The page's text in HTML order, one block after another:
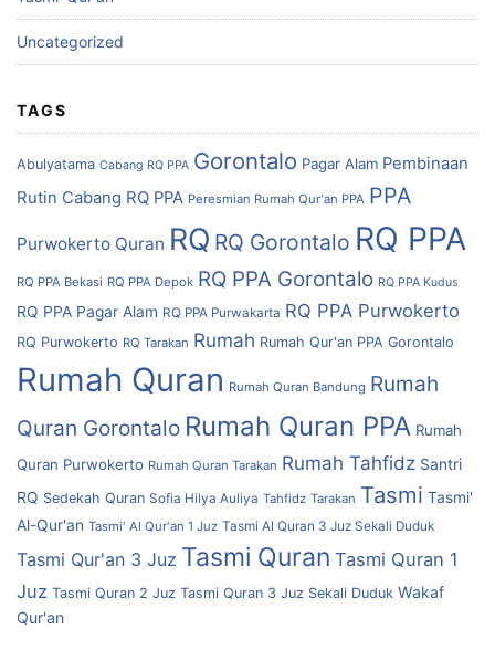
Uncategorized
TAGS
Abulyatama Cabang RQ PPA Gorontalo Pagar Alam Pembinaan
Rutin Cabang RQ PPA Peresmian Rumah Qur'an PPA PPA
Purwokerto Quran RQ RQ Gorontalo RQ PPA
RQ PPA Bekasi RQ PPA Depok RQ PPA Gorontalo RQ PPA Kudus
RQ PPA Pagar Alam RQ PPA Purwakarta RQ PPA Purwokerto
RQ Purwokerto RQ Tarakan Rumah Rumah Qur'an PPA Gorontalo
Rumah Quran Rumah Quran Bandung Rumah
Quran Gorontalo Rumah Quran PPA Rumah
Quran Purwokerto Rumah Quran Tarakan Rumah Tahfidz Santri
RQ Sedekah Quran Sofia Hilya Auliya Tahfidz Tarakan Tasmi Tasmi'
Al-Qur'an Tasmi' Al Qur'an 1 Juz Tasmi Al Quran 3 Juz Sekali Duduk
Tasmi Qur'an 3 Juz Tasmi Quran Tasmi Quran 1
Juz Tasmi Quran 2 Juz Tasmi Quran 3 Juz Sekali Duduk Wakaf
Qur'an